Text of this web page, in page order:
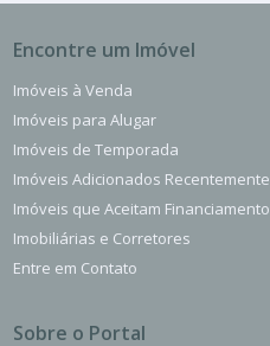
Encontre um Imóvel
Imóveis à Venda
Imóveis para Alugar
Imóveis de Temporada
Imóveis Adicionados Recentemente
Imóveis que Aceitam Financiamento
Imobiliárias e Corretores
Entre em Contato
Sobre o Portal